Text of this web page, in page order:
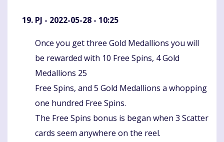
PJ - 2022-05-28 - 10:25
Komentaras
Once you get three Gold Medallions you will
be rewarded with 10 Free Spins, 4 Gold
Medallions 25
Free Spins, and 5 Gold Medallions a whopping
one hundred Free Spins.
The Free Spins bonus is began when 3 Scatter
cards seem anywhere on the reel.